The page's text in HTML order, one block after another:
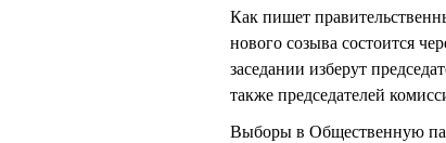
Как пишет
нового созыва состоится
заседании изберут
также председателей
Выборы в Общественную